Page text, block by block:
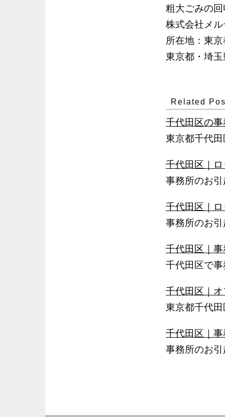
粗大ごみの
株式会社メ
所在地：東
東京都・埼
Related
千代田区の
東京都千代
千代田区｜
事務所のお
千代田区｜
事務所のお
千代田区｜
千代田区で
千代田区｜
東京都千代
千代田区｜
事務所のお